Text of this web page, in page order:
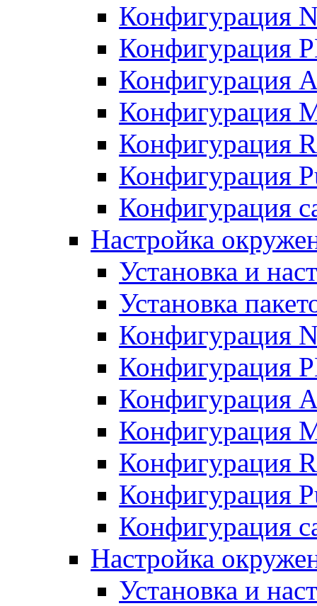
Конфигурация
Конфигурация
Конфигурация
Конфигурация
Конфигурация
Конфигурация
Конфигурация
Настройка
Установка и
Установка
Конфигурация
Конфигурация
Конфигурация
Конфигурация
Конфигурация
Конфигурация
Конфигурация
Настройка
Установка и